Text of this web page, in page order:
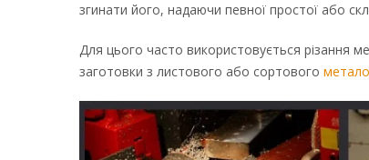
згинати його, надаючи певної простої або
Для цього часто використовується різання
заготовки з листового або сортового